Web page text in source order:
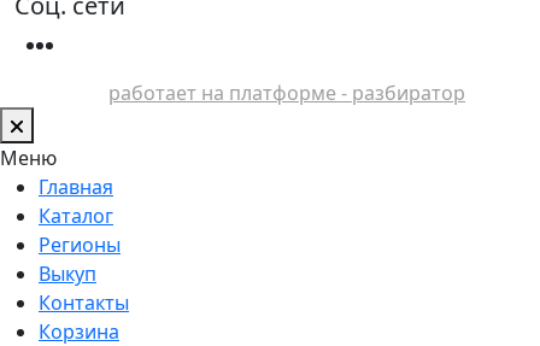
работает на платформе - разбиратор
Меню
Главная
Каталог
Регионы
Выкуп
Контакты
Корзина